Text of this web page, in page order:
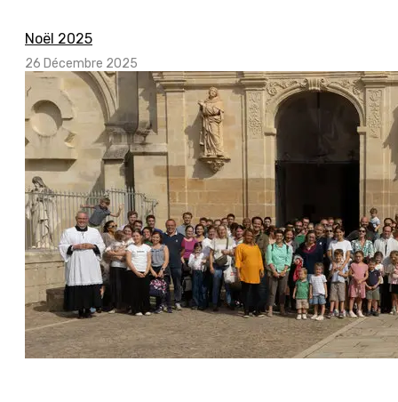
Noël 2025
26 Décembre 2025